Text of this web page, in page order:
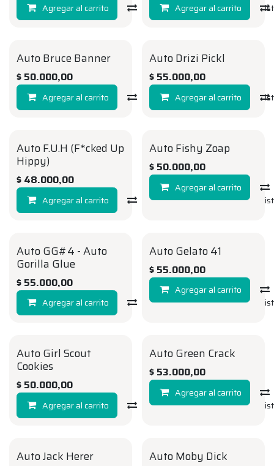
Agregar al carrito Compara Agregar a la
Agregar al carrito
AUTO
Auto Bruce Banner
$ 50.000,00
Agregar al carrito Compara Agregar a la
AUTO
Auto Drizi Pickl
$ 55.000,00
Agregar al carrito
AUTO
Auto F.U.H (F*cked Up
Hippy)
$ 48.000,00
Agregar al carrito Compara Agregar a la
AUTO
Auto Fishy Zoap
$ 50.000,00
Agregar al carrito
AUTO
Auto GG#4 - Auto
Gorilla Glue
$ 55.000,00
Agregar al carrito Compara Agregar a la
AUTO
Auto Gelato 41
$ 55.000,00
Agregar al carrito
AUTO
Auto Girl Scout
Cookies
$ 50.000,00
Agregar al carrito Compara Agregar a la
AUTO
Auto Green Crack
$ 53.000,00
Agregar al carrito
AUTO
Auto Jack Herer AUTO
Auto Moby Dick